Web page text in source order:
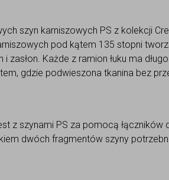
szyn karniszowych PS z kolekcji
pod kątem 135 stopni
i zasłon. Każde z ramion łuku ma
gdzie podwieszona tkanina bez
z szynami PS za pomocą
dwóch fragmentów szyny